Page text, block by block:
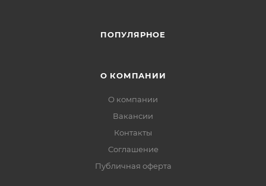
ПОПУЛЯРНОЕ
О КОМПАНИИ
О компании
Вакансии
Контакты
Соглашение
Публичная оферта